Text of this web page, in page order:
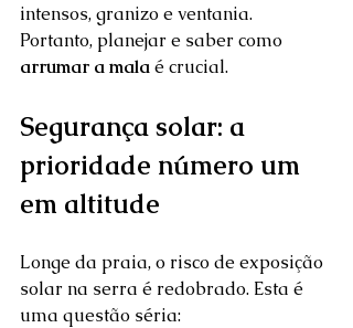
intensos, granizo e ventania.
Portanto, planejar e saber como
arrumar a mala é crucial.
Segurança solar: a
prioridade número um
em altitude
Longe da praia, o risco de exposição
solar na serra é redobrado. Esta é
uma questão séria: